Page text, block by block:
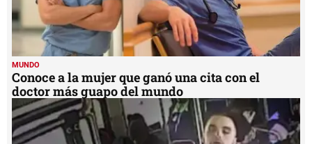
MUNDO
Conoce a la mujer que ganó una cita con el
doctor más guapo del mundo